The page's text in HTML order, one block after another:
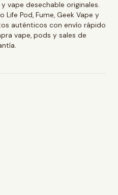
vape desechable originales.
Pod, Fume, Geek Vape y
auténticos con envío rápido
vape, pods y sales de